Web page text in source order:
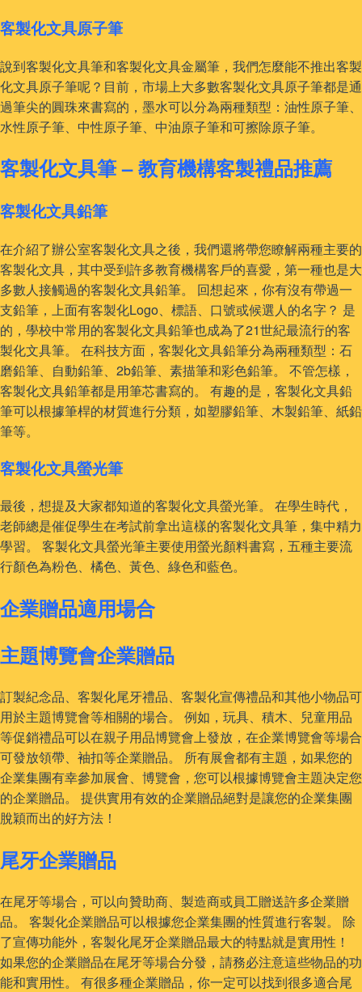
客製化文具原子筆
說到客製化文具筆和客製化文具金屬筆，我們怎麼能不推出客製
化文具原子筆呢？目前，市場上大多數客製化文具原子筆都是通
過筆尖的圓珠來書寫的，墨水可以分為兩種類型：油性原子筆、
水性原子筆、中性原子筆、中油原子筆和可擦除原子筆。
客製化文具筆 – 教育機構客製禮品推薦
客製化文具鉛筆
在介紹了辦公室客製化文具之後，我們還將帶您瞭解兩種主要的
客製化文具，其中受到許多教育機構客戶的喜愛，第一種也是大
多數人接觸過的客製化文具鉛筆。 回想起來，你有沒有帶過一
支鉛筆，上面有客製化Logo、標語、口號或候選人的名字？ 是
的，學校中常用的客製化文具鉛筆也成為了21世紀最流行的客
製化文具筆。 在科技方面，客製化文具鉛筆分為兩種類型：石
磨鉛筆、自動鉛筆、2b鉛筆、素描筆和彩色鉛筆。 不管怎樣，
客製化文具鉛筆都是用筆芯書寫的。 有趣的是，客製化文具鉛
筆可以根據筆桿的材質進行分類，如塑膠鉛筆、木製鉛筆、紙鉛
筆等。
客製化文具螢光筆
最後，想提及大家都知道的客製化文具螢光筆。 在學生時代，
老師總是催促學生在考試前拿出這樣的客製化文具筆，集中精力
學習。 客製化文具螢光筆主要使用螢光顏料書寫，五種主要流
行顏色為粉色、橘色、黃色、綠色和藍色。
企業贈品適用場合
主題博覽會企業贈品
訂製紀念品、客製化尾牙禮品、客製化宣傳禮品和其他小物品可
用於主題博覽會等相關的場合。 例如，玩具、積木、兒童用品
等促銷禮品可以在親子用品博覽會上發放，在企業博覽會等場合
可發放領帶、袖扣等企業贈品。 所有展會都有主題，如果您的
企業集團有幸參加展會、博覽會，您可以根據博覽會主題决定您
的企業贈品。 提供實用有效的企業贈品絕對是讓您的企業集團
脫穎而出的好方法！
尾牙企業贈品
在尾牙等場合，可以向贊助商、製造商或員工贈送許多企業贈
品。 客製化企業贈品可以根據您企業集團的性質進行客製。 除
了宣傳功能外，客製化尾牙企業贈品最大的特點就是實用性！
如果您的企業贈品在尾牙等場合分發，請務必注意這些物品的功
能和實用性。 有很多種企業贈品，你一定可以找到很多適合尾